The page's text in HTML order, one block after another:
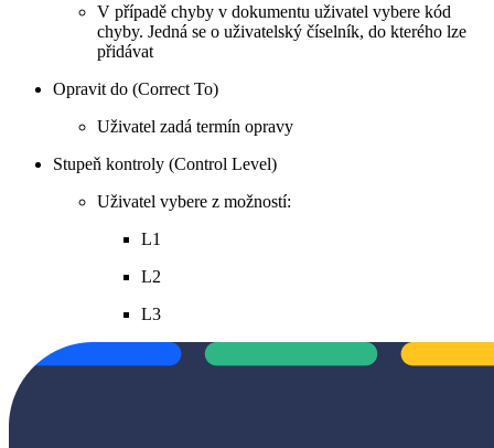
V případě chyby v dokumentu uživatel vybere kód
chyby. Jedná se o uživatelský číselník, do kterého lze
přidávat
Opravit do (Correct To)
Uživatel zadá termín opravy
Stupeň kontroly (Control Level)
Uživatel vybere z možností:
L1
L2
L3